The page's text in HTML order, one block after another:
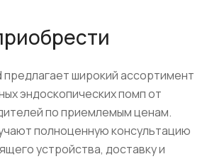
предлагает широкий ассортимент
эндоскопических помп от
по приемлемым ценам.
полноценную консультацию
устройства, доставку и